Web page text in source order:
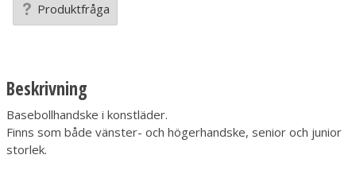
Produktfråga
Beskrivning
Basebollhandske i konstläder.
Finns som både vänster- och högerhandske, senior och junior
storlek.